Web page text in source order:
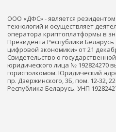
ООО «ДФС» - является
технологий и осуществляет
оператора криптоплатформы в
Президента Республики
цифровой экономики» от 21
Свидетельство о
юридического лица № 192824270
горисполкомом. Юридический
пр. Дзержинского, 3Б, пом. 12-32,
Республика Беларусь. УНП